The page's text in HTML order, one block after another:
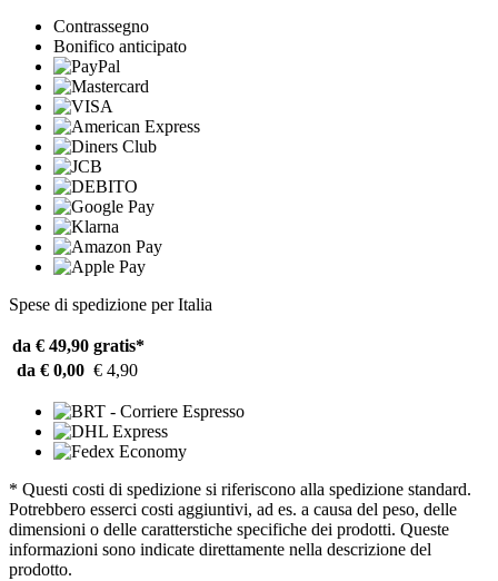
Contrassegno
Bonifico anticipato
Spese di spedizione per Italia
da € 49,90 gratis*
da € 0,00 € 4,90
* Questi costi di spedizione si riferiscono alla spedizione standard.
Potrebbero esserci costi aggiuntivi, ad es. a causa del peso, delle
dimensioni o delle caratterstiche specifiche dei prodotti. Queste
informazioni sono indicate direttamente nella descrizione del
prodotto.